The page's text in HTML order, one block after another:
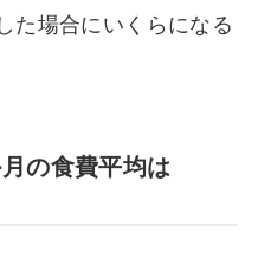
た場合にいくらになる
の食費平均は